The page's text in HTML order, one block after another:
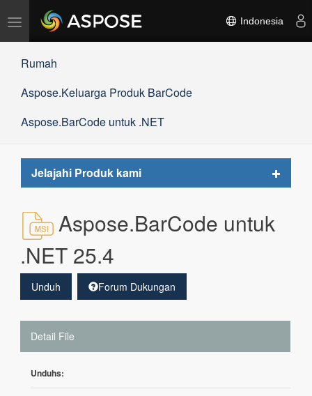
Alihkan
navigasi
Indonesia
Rumah
Aspose.Keluarga Produk BarCode
Aspose.BarCode untuk .NET
Jelajahi Produk kami
Toggle
Aspose.BarCode untuk
.NET 25.4
Unduh Forum Dukungan
Detail File
Unduhs: